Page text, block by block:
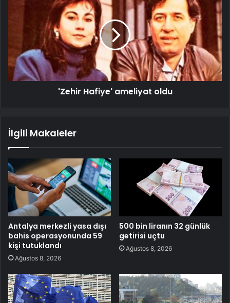
'Zehir Hafiye' ameliyat oldu
İlgili Makaleler
Antalya merkezli yasa dışı
bahis operasyonunda 59
kişi tutuklandı
Ağustos 8, 2026
500 bin liranın 32 günlük
getirisi uçtu
Ağustos 8, 2026